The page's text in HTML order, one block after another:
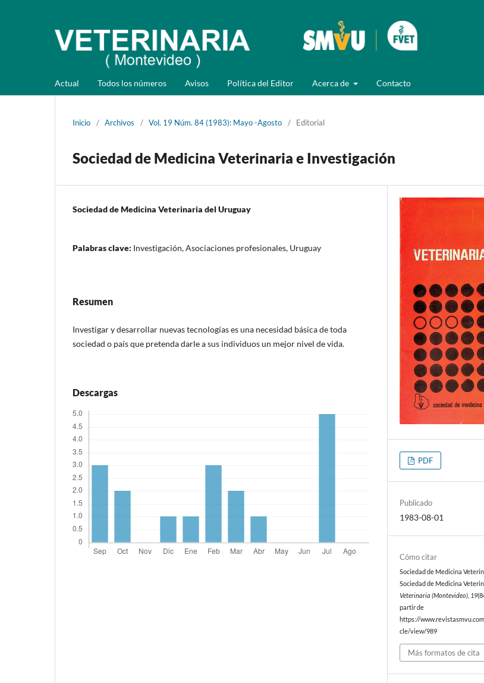
Actual Todos los números Avisos Política del Editor Acerca de Contacto
Inicio / Archivos / Vol. 19 Núm. 84 (1983): Mayo -Agosto / Editorial
Sociedad de Medicina Veterinaria e Investigación
Sociedad de Medicina Veterinaria del Uruguay
Palabras clave: Investigación, Asociaciones profesionales, Uruguay
Resumen
Investigar y desarrollar nuevas tecnologías es una necesidad básica de toda
sociedad o país que pretenda darle a sus individuos un mejor nivel de vida.
Descargas
PDF
Publicado
1983-08-01
Cómo citar
Sociedad de Medicina
Sociedad de Medicina
Veterinaria (Montevideo) 19
partir de
https://
cle/view/989
Más formatos de cita